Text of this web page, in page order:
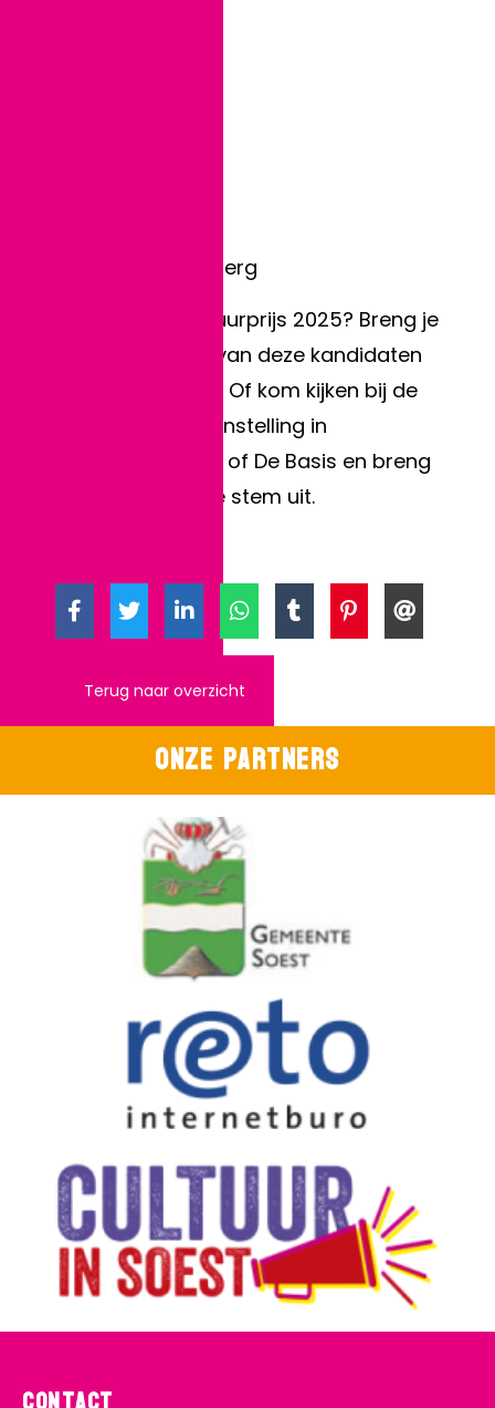
- Thea van den Berg
Wie wint de Cultuurprijs 2025? Breng je
stem uit op een van deze kandidaten
via deze website. Of kom kijken bij de
overzichtstentoonstelling in
Kunstenhuis Idea of De Basis en breng
daar ter plekke je stem uit.
Terug naar overzicht
Onze partners